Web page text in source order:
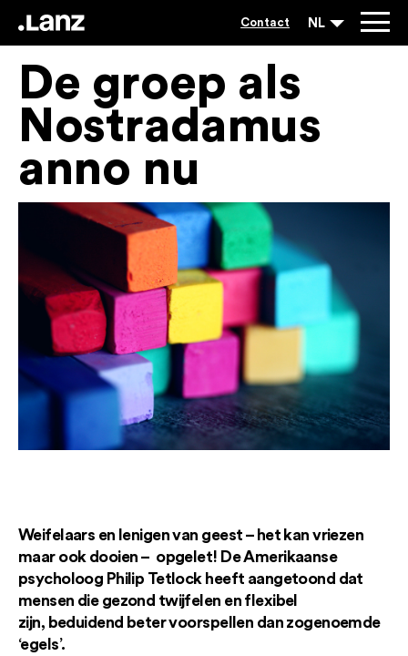
Contact NL
De groep als
Nostradamus
anno nu
Weifelaars en lenigen van geest – het kan vriezen
maar ook dooien – opgelet! De Amerikaanse
psycholoog Philip Tetlock heeft aangetoond dat
mensen die gezond twijfelen en flexibel
zijn, beduidend beter voorspellen dan zogenoemde
‘egels’.